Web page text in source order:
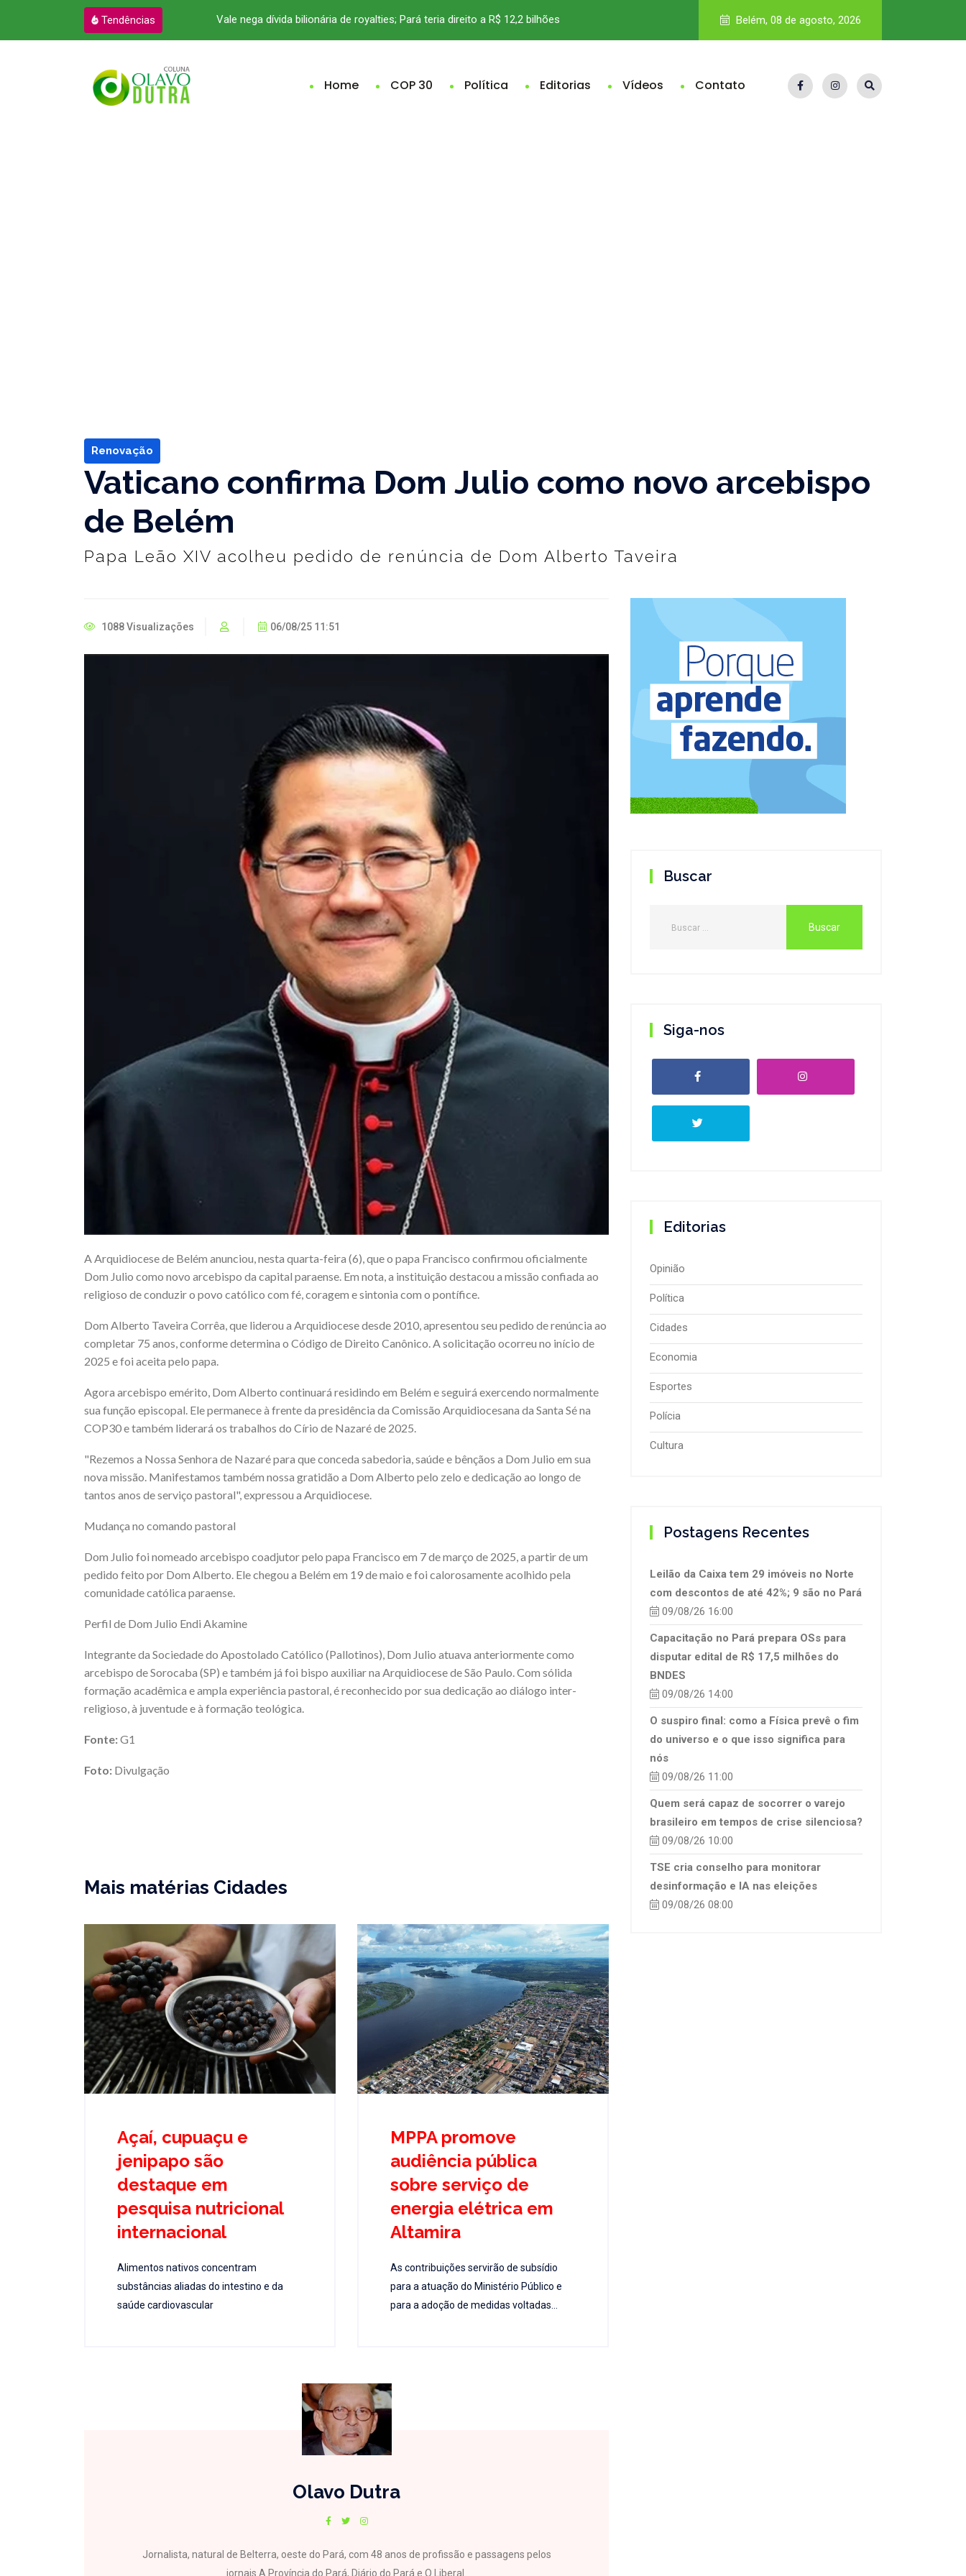
Tendências
cria um novo cenário o Pará Vale nega dívida bilionária de royalties; Pará teria direito a R$ 12,2 bilhões Pará fica abaixo da média nacional no Ideb e eleva pressão
Belém, 08 de agosto, 2026
Home COP 30 Política Editorias Vídeos Contato
Renovação
Vaticano confirma Dom Julio como novo arcebispo
de Belém
Papa Leão XIV acolheu pedido de renúncia de Dom Alberto Taveira
1088 Visualizações 06/08/25 11:51
A Arquidiocese de Belém anunciou, nesta quarta-feira (6), que o papa Francisco confirmou oficialmente
Dom Julio como novo arcebispo da capital paraense. Em nota, a instituição destacou a missão confiada ao
religioso de conduzir o povo católico com fé, coragem e sintonia com o pontífice.
Dom Alberto Taveira Corrêa, que liderou a Arquidiocese desde 2010, apresentou seu pedido de renúncia ao
completar 75 anos, conforme determina o Código de Direito Canônico. A solicitação ocorreu no início de
2025 e foi aceita pelo papa.
Agora arcebispo emérito, Dom Alberto continuará residindo em Belém e seguirá exercendo normalmente
sua função episcopal. Ele permanece à frente da presidência da Comissão Arquidiocesana da Santa Sé na
COP30 e também liderará os trabalhos do Círio de Nazaré de 2025.
"Rezemos a Nossa Senhora de Nazaré para que conceda sabedoria, saúde e bênçãos a Dom Julio em sua
nova missão. Manifestamos também nossa gratidão a Dom Alberto pelo zelo e dedicação ao longo de
tantos anos de serviço pastoral", expressou a Arquidiocese.
Mudança no comando pastoral
Dom Julio foi nomeado arcebispo coadjutor pelo papa Francisco em 7 de março de 2025, a partir de um
pedido feito por Dom Alberto. Ele chegou a Belém em 19 de maio e foi calorosamente acolhido pela
comunidade católica paraense.
Perfil de Dom Julio Endi Akamine
Integrante da Sociedade do Apostolado Católico (Pallotinos), Dom Julio atuava anteriormente como
arcebispo de Sorocaba (SP) e também já foi bispo auxiliar na Arquidiocese de São Paulo. Com sólida
formação acadêmica e ampla experiência pastoral, é reconhecido por sua dedicação ao diálogo inter-
religioso, à juventude e à formação teológica.
Fonte:G1
Foto: Divulgação
Mais matérias Cidades
Açaí, cupuaçu e
jenipapo são
destaque em
pesquisa nutricional
internacional
Alimentos nativos concentram
substâncias aliadas do intestino e da
saúde cardiovascular
MPPA promove
audiência pública
sobre serviço de
energia elétrica em
Altamira
As contribuições servirão de subsídio
para a atuação do Ministério Público e
para a adoção de medidas voltadas...
Olavo Dutra
Jornalista, natural de Belterra, oeste do Pará, com 48 anos de profissão e passagens pelos
jornais A Província do Pará, Diário do Pará e O Liberal.
Buscar
Siga-nos
Editorias
Opinião
Política
Cidades
Economia
Esportes
Polícia
Cultura
Postagens Recentes
Leilão da Caixa tem 29 imóveis no Norte
com descontos de até 42%; 9 são no Pará
09/08/26 16:00
Capacitação no Pará prepara OSs para
disputar edital de R$ 17,5 milhões do
BNDES
09/08/26 14:00
O suspiro final: como a Física prevê o fim
do universo e o que isso significa para
nós
09/08/26 11:00
Quem será capaz de socorrer o varejo
brasileiro em tempos de crise silenciosa?
09/08/26 10:00
TSE cria conselho para monitorar
desinformação e IA nas eleições
09/08/26 08:00